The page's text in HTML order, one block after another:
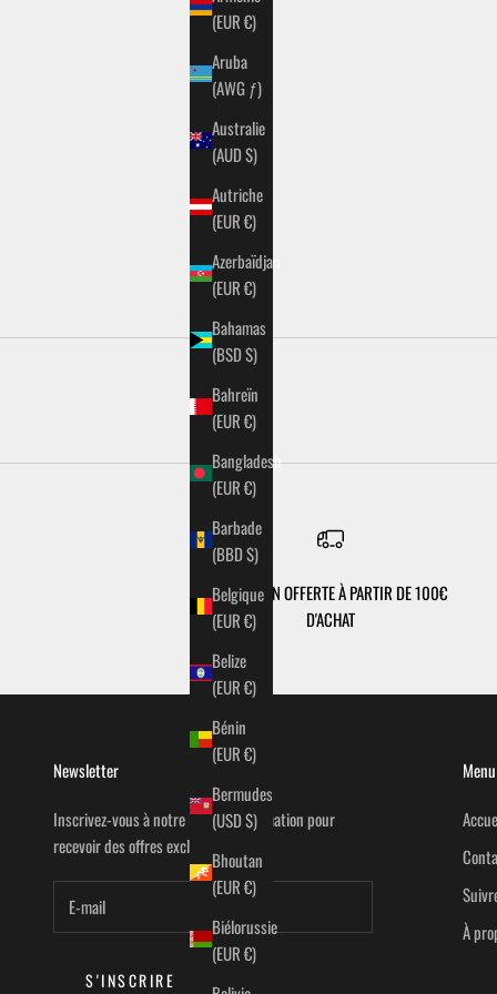
(EUR €)
Aruba
(AWG ƒ)
Australie
(AUD $)
Autriche
(EUR €)
Azerbaïdjan
(EUR €)
Bahamas
(BSD $)
Bahreïn
(EUR €)
Bangladesh
(EUR €)
Barbade
(BBD $)
Belgique
(EUR €)
Belize
(EUR €)
Bénin
(EUR €)
Bermudes
(USD $)
Bhoutan
(EUR €)
Biélorussie
(EUR €)
AUTHENTIQUE MANTEAU LONG ANGLAIS NOIR
PRIX NORMAL
€299,99 EUR
LIVRAISON OFFERTE À PARTIR DE 100€
D'ACHAT
Newsletter
Inscrivez-vous à notre lettre d'information pour
recevoir des offres exclusives.
S'INSCRIRE
À